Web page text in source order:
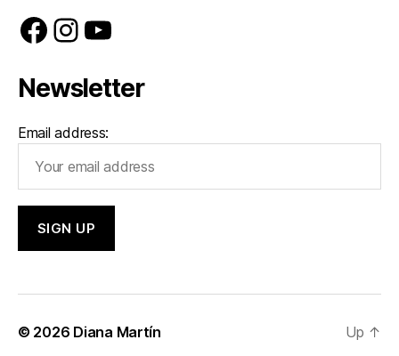
Facebook
Instagram
YouTube
Newsletter
Email address:
© 2026 Diana Martín Up ↑